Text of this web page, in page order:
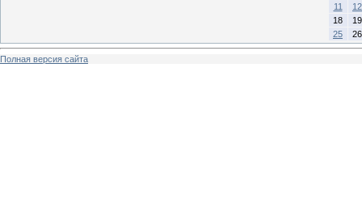
11
12
18
19
25
26
Полная версия сайта